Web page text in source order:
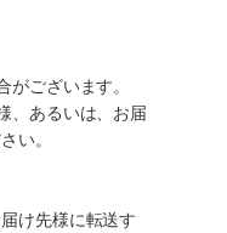
ございます。
、あるいは、お届
い。
け先様に転送す